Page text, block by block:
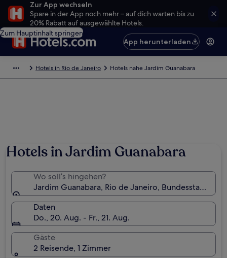
Zur App wechseln
Spare in der App noch mehr – auf dich warten bis zu
20% Rabatt auf ausgewählte Hotels.
Zum Hauptinhalt springen
App herunterladen
Hotels in Rio de Janeiro Hotels nahe Jardim Guanabara
Hotels in Jardim Guanabara
Wo soll’s hingehen?
Jardim Guanabara, Rio de Janeiro, Bundesstaat Rio
Daten
Do., 20. Aug. - Fr., 21. Aug.
Gäste
2 Reisende, 1 Zimmer